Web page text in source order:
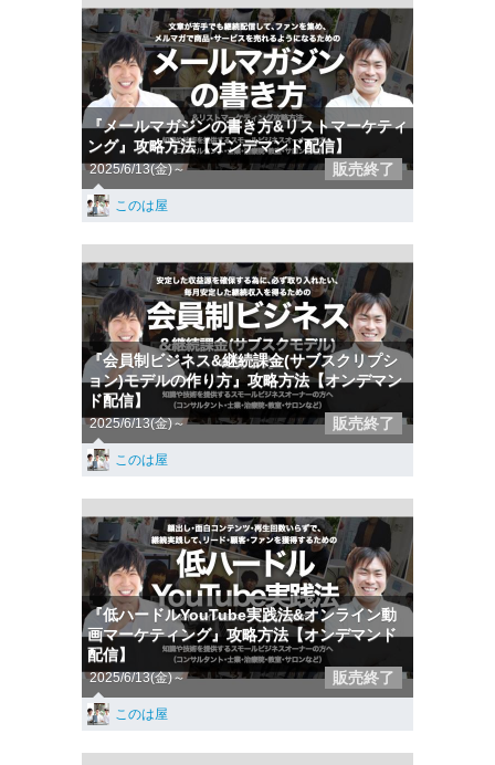
『メールマガジンの書き方&リストマーケティ
ング』攻略方法【オンデマンド配信】
2025/6/13(金)～ 販売終了
このは屋
『会員制ビジネス&継続課金(サブスクリプシ
ョン)モデルの作り方』攻略方法【オンデマン
ド配信】
2025/6/13(金)～ 販売終了
このは屋
『低ハードルYouTube実践法&オンライン動
画マーケティング』攻略方法【オンデマンド
配信】
2025/6/13(金)～ 販売終了
このは屋